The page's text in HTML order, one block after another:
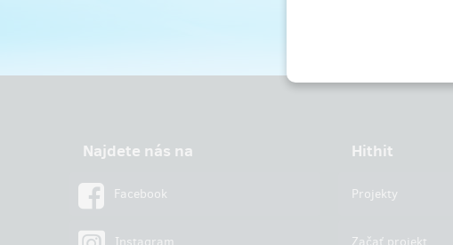
Najdete nás na
Facebook
Hithit
Projekty